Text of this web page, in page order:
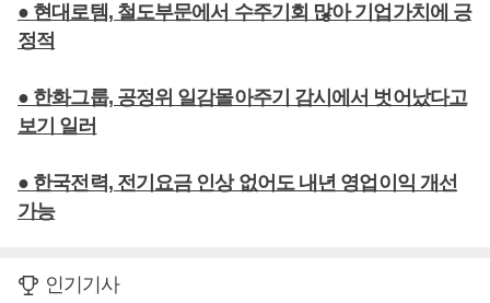
● 현대로템, 철도부문에서 수주기회 많아 기업가치에 긍
정적
● 한화그룹, 공정위 일감몰아주기 감시에서 벗어났다고
보기 일러
● 한국전력, 전기요금 인상 없어도 내년 영업이익 개선
가능
인기기사